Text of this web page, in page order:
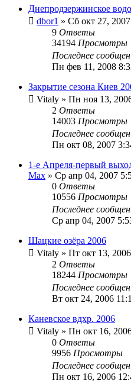
Днепродзержинское
dbor1 » Сб окт 27,
9 Ответы
34194 Просмотры
Последнее
Пн фев 11, 2008
Закрытие сезона Киев
Vitaly » Пн ноя 13,
2 Ответы
14003 Просмотры
Последнее
Пн окт 08, 2007
1-е Апреля-первый
Max » Ср апр 04, 2007
0 Ответы
10556 Просмотры
Последнее
Ср апр 04, 2007
Шацкие озёра 2006
Vitaly » Пт окт 13,
2 Ответы
18244 Просмотры
Последнее
Вт окт 24, 2006
Каневское вдхр. 2006
Vitaly » Пн окт 16,
0 Ответы
9956 Просмотры
Последнее
Пн окт 16, 2006